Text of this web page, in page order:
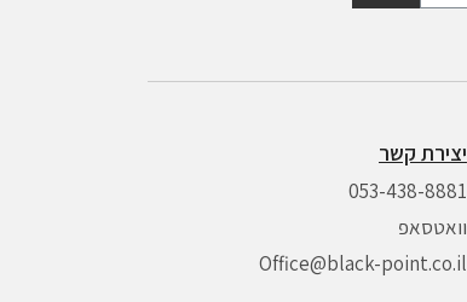
יצירת קשר
053-438-8881
וואטסאפ
Office@black-point.co.il